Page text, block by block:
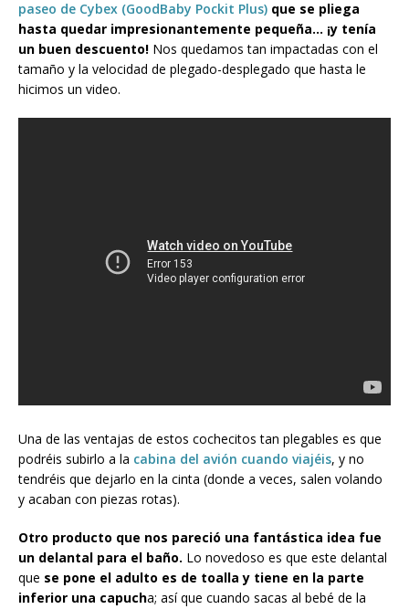
paseo de Cybex (GoodBaby Pockit Plus) que se pliega
hasta quedar impresionantemente pequeña… ¡y tenía
un buen descuento! Nos quedamos tan impactadas con el
tamaño y la velocidad de plegado-desplegado que hasta le
hicimos un video.
Una de las ventajas de estos cochecitos tan plegables es que
podréis subirlo a la cabina del avión cuando viajéis, y no
tendréis que dejarlo en la cinta (donde a veces, salen volando
y acaban con piezas rotas).
Otro producto que nos pareció una fantástica idea fue
un delantal para el baño. Lo novedoso es que este delantal
que se pone el adulto es de toalla y tiene en la parte
inferior una capucha; así que cuando sacas al bebé de la